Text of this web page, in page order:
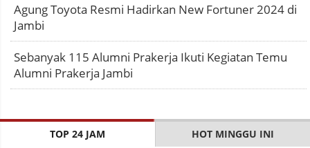
Agung Toyota Resmi Hadirkan New Fortuner 2024 di
Jambi
Sebanyak 115 Alumni Prakerja Ikuti Kegiatan Temu
Alumni Prakerja Jambi
TOP 24 JAM HOT MINGGU INI